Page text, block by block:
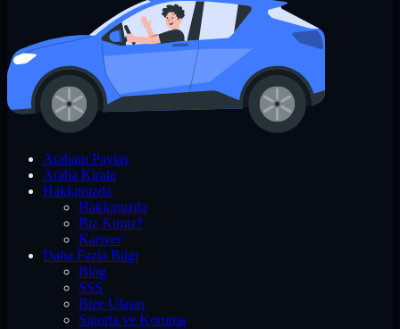
Arabanı Paylaş
Araba Kirala
Hakkımızda
Hakkımızda
Biz Kimiz?
Kariyer
Daha Fazla Bilgi
Blog
SSS
Bize Ulaşın
Sigorta ve Koruma